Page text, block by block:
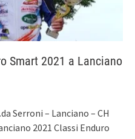
Smart 2021 a Lanciano
Serroni – Lanciano – CH
2021 Classi Enduro